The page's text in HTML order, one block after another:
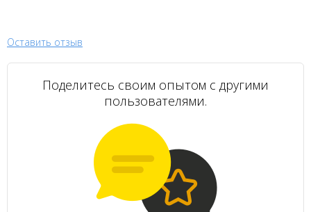
Оставить отзыв
Поделитесь своим опытом с другими
пользователями.